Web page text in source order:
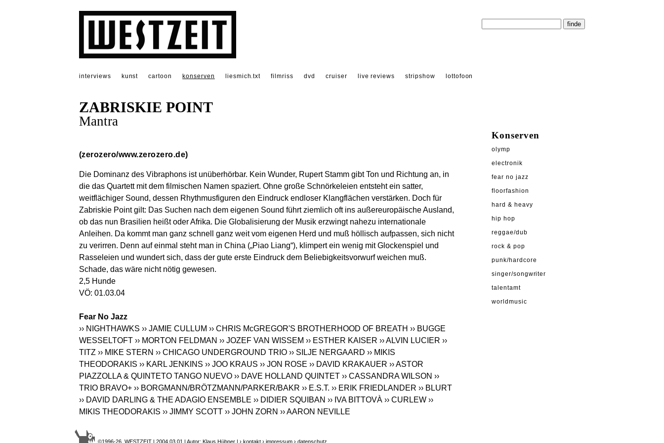
interviews kunst cartoon konserven liesmich.txt filmriss dvd cruiser live reviews stripshow lottofoon
ZABRISKIE POINT
Mantra
(zerozero/www.zerozero.de)
Die Dominanz des Vibraphons ist unüberhörbar. Kein Wunder, Rupert Stamm gibt Ton und Richtung an, in
die das Quartett mit dem filmischen Namen spaziert. Ohne große Schnörkeleien entsteht ein satter,
weitflächiger Sound, dessen Rhythmusfiguren den Eindruck endloser Klangflächen verstärken. Doch für
Zabriskie Point gilt: Das Suchen nach dem eigenen Sound führt ziemlich oft ins außereuropäische Ausland,
ob das nun Brasilien heißt oder Afrika. Die Globalisierung der Musik erzwingt nahezu internationale
Anleihen. Da kommt man ganz schnell ganz weit vom eigenen Herd und muß höllisch aufpassen, sich nicht
zu verirren. Denn auf einmal steht man in China („Piao Liang“), klimpert ein wenig mit Glockenspiel und
Rasseleien und wundert sich, dass der gute erste Eindruck dem Beliebigkeitsvorwurf weichen muß.
Schade, das wäre nicht nötig gewesen.
2,5 Hunde
VÖ: 01.03.04
Fear No Jazz
›› NIGHTHAWKS ›› JAMIE CULLUM ›› CHRIS McGREGOR'S BROTHERHOOD OF BREATH ›› BUGGE
WESSELTOFT ›› MORTON FELDMAN ›› JOZEF VAN WISSEM ›› ESTHER KAISER ›› ALVIN LUCIER ››
TITZ ›› MIKE STERN ›› CHICAGO UNDERGROUND TRIO ›› SILJE NERGAARD ›› MIKIS
THEODORAKIS ›› KARL JENKINS ›› JOO KRAUS ›› JON ROSE ›› DAVID KRAKAUER ›› ASTOR
PIAZZOLLA & QUINTETO TANGO NUEVO ›› DAVE HOLLAND QUINTET ›› CASSANDRA WILSON ››
TRIO BRAVO+ ›› BORGMANN/BRÖTZMANN/PARKER/BAKR ›› E.S.T. ›› ERIK FRIEDLANDER ›› BLURT
›› DAVID DARLING & THE ADAGIO ENSEMBLE ›› DIDIER SQUIBAN ›› IVA BITTOVÀ ›› CURLEW ››
MIKIS THEODORAKIS ›› JIMMY SCOTT ›› JOHN ZORN ›› AARON NEVILLE
©1996-26 WESTZEIT | 2004.03.01 | Autor: Klaus Hübner | › kontakt › impressum › datenschutz
Konserven
olymp
electronik
fear no jazz
floorfashion
hard & heavy
hip hop
reggae/dub
rock & pop
punk/hardcore
singer/songwriter
talentamt
worldmusic